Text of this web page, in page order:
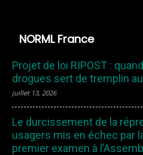
NORML France
Projet de loi RIPOST :
drogues sert de tremplin
juillet 13, 2026
Le durcissement de la
usagers mis en échec par
premier examen à